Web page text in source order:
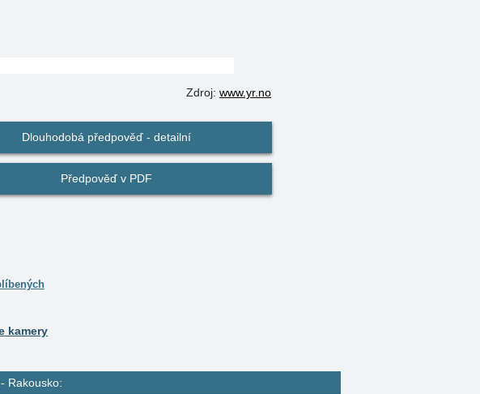
Zdroj: www.yr.no
Dlouhodobá předpověď - detailní
Předpověď v PDF
kamery
Rakousko: